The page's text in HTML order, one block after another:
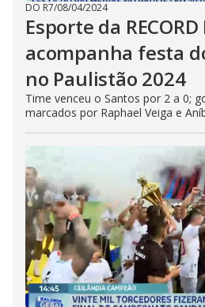
DO R7/08/04/2024
Esporte da
acompanha festa
no Paulistão 2024
Time venceu o Santos por 2 a 0;
marcados por Raphael Veiga e